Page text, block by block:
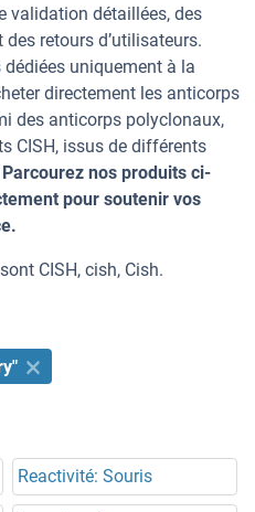
validation détaillées, des
retours d’utilisateurs.
uniquement à la
directement les anticorps
des anticorps polyclonaux,
CISH, issus de différents
Parcourez nos produits ci-
pour soutenir vos
CISH, cish, Cish.
Reactivité: Souris